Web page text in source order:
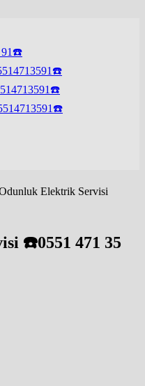
91☎️
Elektrik Servisi
☎️0551 471 35